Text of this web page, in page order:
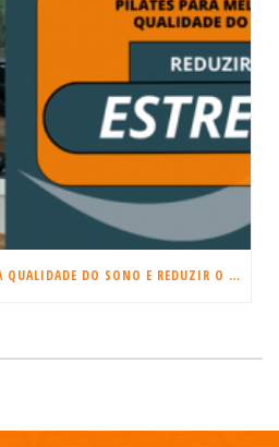
PILATES PARA MELHORAR A QUALIDADE DO SONO E REDUZIR O ESTRESSE